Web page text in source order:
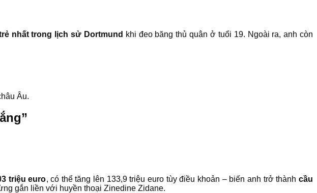
nhất trong lịch sử Dortmund khi đeo băng thủ quân ở tuổi 19. Ngoài ra, anh còn
Âu.
triệu euro, có thể tăng lên 133,9 triệu euro tùy điều khoản – biến anh trở thànhcầu
gắn liền với huyền thoại Zinedine Zidane.